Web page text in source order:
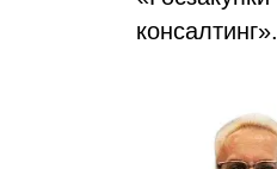
консалтинг».